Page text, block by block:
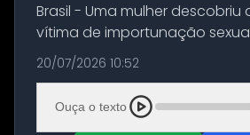
Brasil - Uma mulher descobriu
vítima de importunação
assistir a um vídeo que
treinava na academia de um
Feira de Santana, na Bahia. O c...
20/07/2026 10:52
Ouça o texto